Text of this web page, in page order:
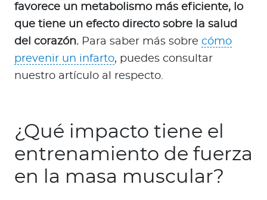
favorece un metabolismo más eficiente, lo
que tiene un efecto directo sobre la salud
del corazón. Para saber más sobre cómo
prevenir un infarto, puedes consultar
nuestro artículo al respecto.
¿Qué impacto tiene el
entrenamiento de fuerza
en la masa muscular?